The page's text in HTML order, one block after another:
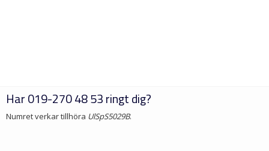
Har019-270 48 53ringt dig?
Numret verkar tillhöra UlSpS5029B.